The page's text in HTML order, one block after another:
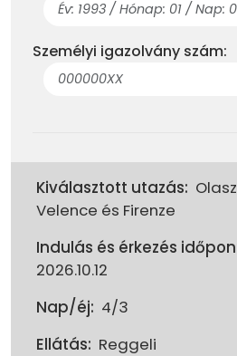
Személyi igazolvány szám:
Kiválasztott utazás:
Velence és Firenze
Indulás és érkezés
2026.10.12
Nap/éj: 4/3
Ellátás: Reggeli